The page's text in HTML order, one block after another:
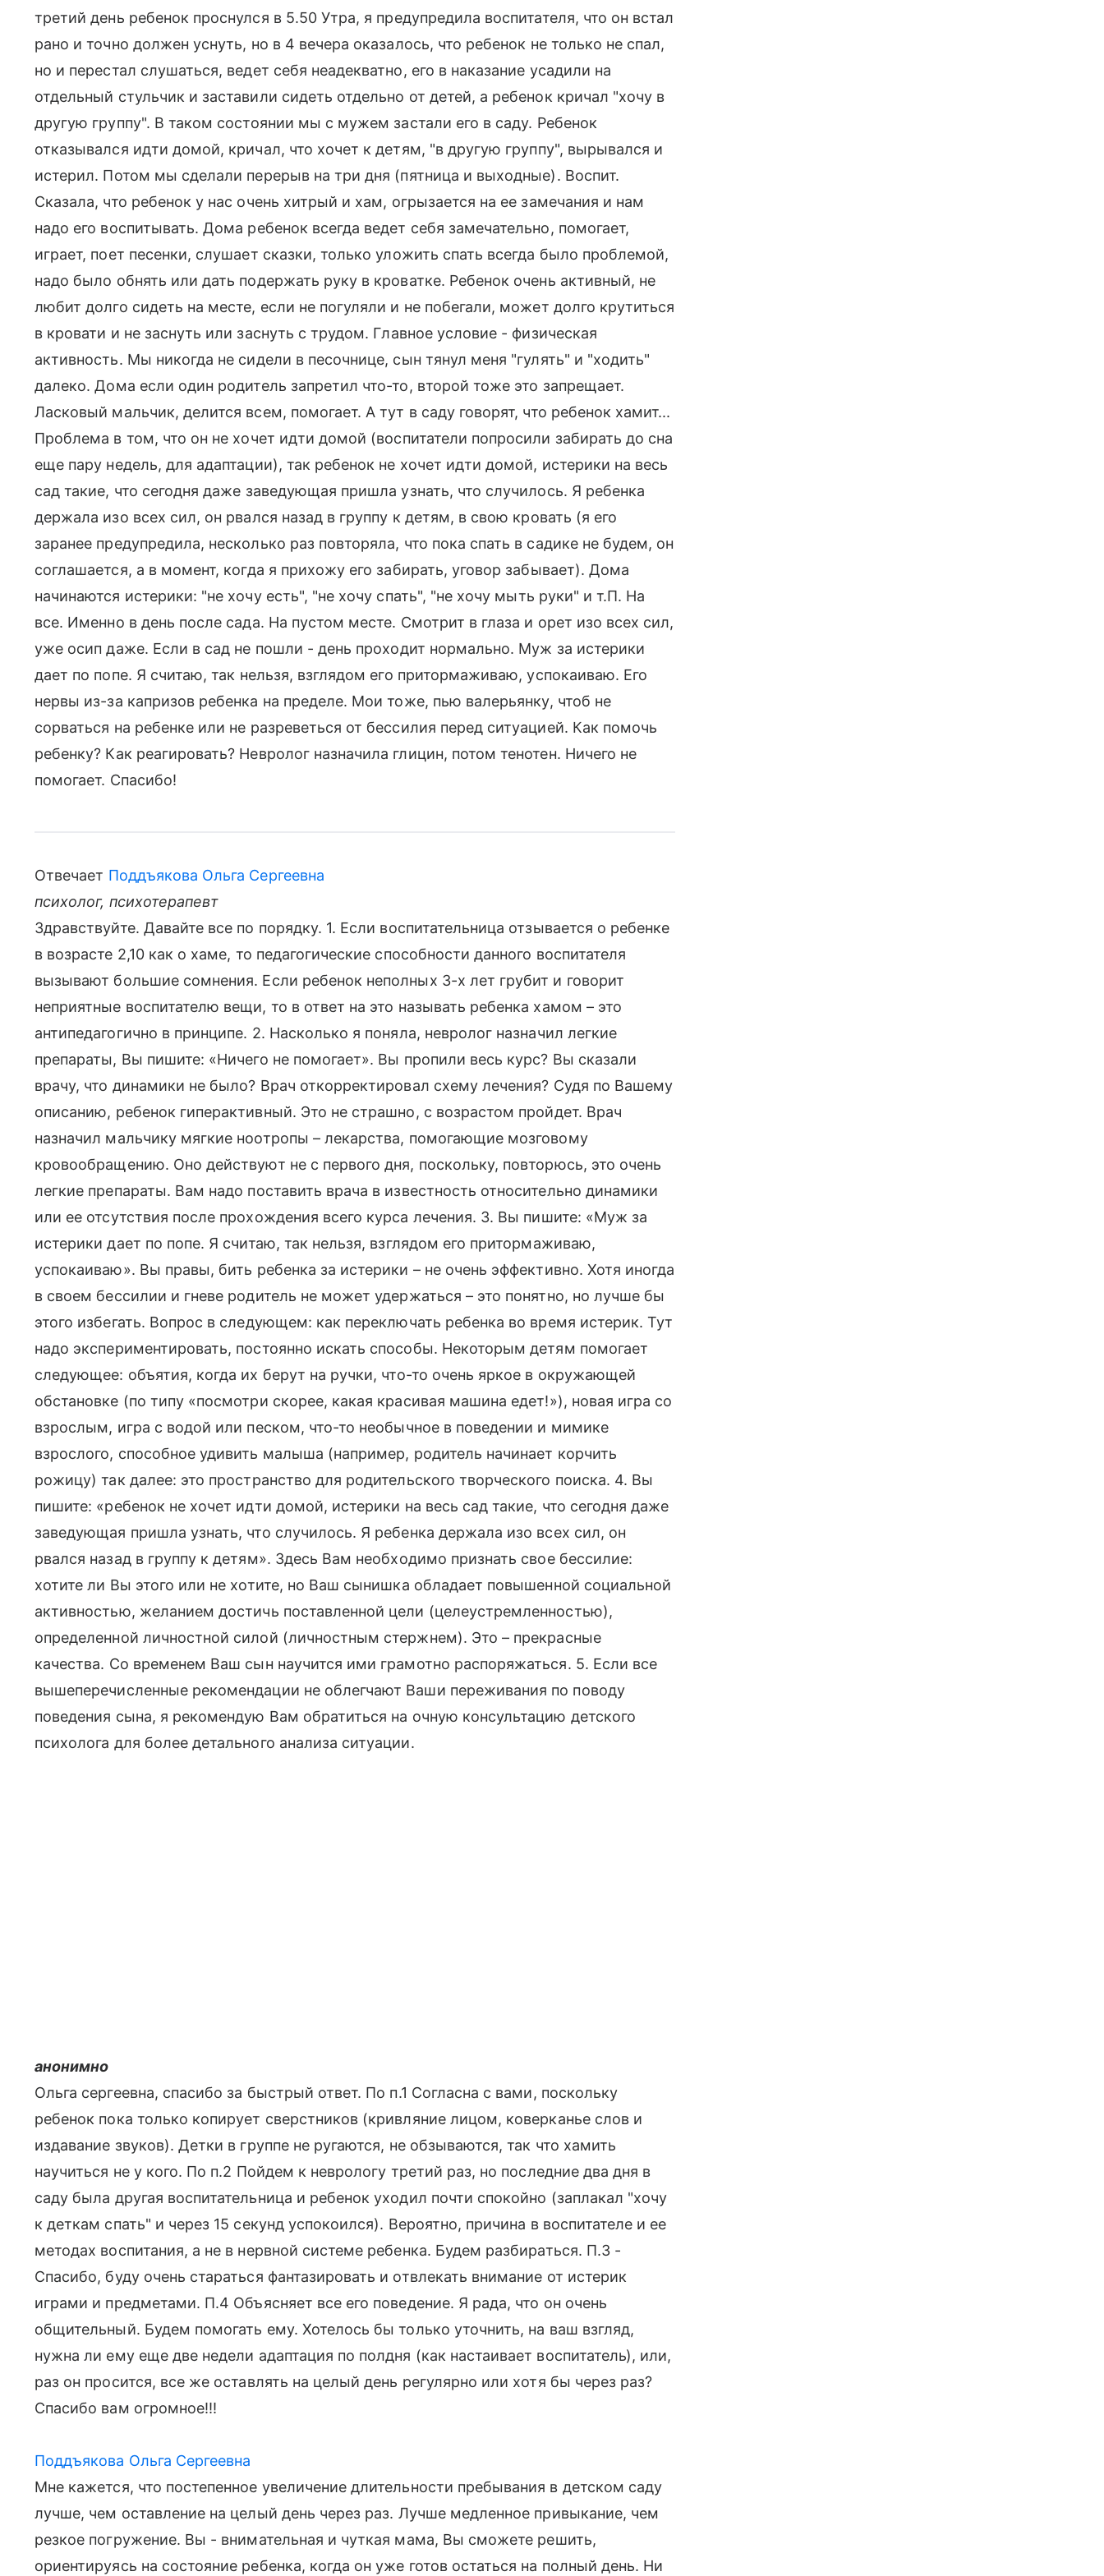
третий день ребенок проснулся в 5.50 Утра, я предупредила воспитателя, что он встал
рано и точно должен уснуть, но в 4 вечера оказалось, что ребенок не только не спал,
но и перестал слушаться, ведет себя неадекватно, его в наказание усадили на
отдельный стульчик и заставили сидеть отдельно от детей, а ребенок кричал "хочу в
другую группу". В таком состоянии мы с мужем застали его в саду. Ребенок
отказывался идти домой, кричал, что хочет к детям, "в другую группу", вырывался и
истерил. Потом мы сделали перерыв на три дня (пятница и выходные). Воспит.
Сказала, что ребенок у нас очень хитрый и хам, огрызается на ее замечания и нам
надо его воспитывать. Дома ребенок всегда ведет себя замечательно, помогает,
играет, поет песенки, слушает сказки, только уложить спать всегда было проблемой,
надо было обнять или дать подержать руку в кроватке. Ребенок очень активный, не
любит долго сидеть на месте, если не погуляли и не побегали, может долго крутиться
в кровати и не заснуть или заснуть с трудом. Главное условие - физическая
активность. Мы никогда не сидели в песочнице, сын тянул меня "гулять" и "ходить"
далеко. Дома если один родитель запретил что-то, второй тоже это запрещает.
Ласковый мальчик, делится всем, помогает. А тут в саду говорят, что ребенок хамит...
Проблема в том, что он не хочет идти домой (воспитатели попросили забирать до сна
еще пару недель, для адаптации), так ребенок не хочет идти домой, истерики на весь
сад такие, что сегодня даже заведующая пришла узнать, что случилось. Я ребенка
держала изо всех сил, он рвался назад в группу к детям, в свою кровать (я его
заранее предупредила, несколько раз повторяла, что пока спать в садике не будем, он
соглашается, а в момент, когда я прихожу его забирать, уговор забывает). Дома
начинаются истерики: "не хочу есть", "не хочу спать", "не хочу мыть руки" и т.П. На
все. Именно в день после сада. На пустом месте. Смотрит в глаза и орет изо всех сил,
уже осип даже. Если в сад не пошли - день проходит нормально. Муж за истерики
дает по попе. Я считаю, так нельзя, взглядом его притормаживаю, успокаиваю. Его
нервы из-за капризов ребенка на пределе. Мои тоже, пью валерьянку, чтоб не
сорваться на ребенке или не разреветься от бессилия перед ситуацией. Как помочь
ребенку? Как реагировать? Невролог назначила глицин, потом тенотен. Ничего не
помогает. Спасибо!
Отвечает Поддъякова Ольга Сергеевна
психолог, психотерапевт
Здравствуйте. Давайте все по порядку. 1. Если воспитательница отзывается о ребенке
в возрасте 2,10 как о хаме, то педагогические способности данного воспитателя
вызывают большие сомнения. Если ребенок неполных 3-х лет грубит и говорит
неприятные воспитателю вещи, то в ответ на это называть ребенка хамом – это
антипедагогично в принципе. 2. Насколько я поняла, невролог назначил легкие
препараты, Вы пишите: «Ничего не помогает». Вы пропили весь курс? Вы сказали
врачу, что динамики не было? Врач откорректировал схему лечения? Судя по Вашему
описанию, ребенок гиперактивный. Это не страшно, с возрастом пройдет. Врач
назначил мальчику мягкие ноотропы – лекарства, помогающие мозговому
кровообращению. Оно действуют не с первого дня, поскольку, повторюсь, это очень
легкие препараты. Вам надо поставить врача в известность относительно динамики
или ее отсутствия после прохождения всего курса лечения. 3. Вы пишите: «Муж за
истерики дает по попе. Я считаю, так нельзя, взглядом его притормаживаю,
успокаиваю». Вы правы, бить ребенка за истерики – не очень эффективно. Хотя иногда
в своем бессилии и гневе родитель не может удержаться – это понятно, но лучше бы
этого избегать. Вопрос в следующем: как переключать ребенка во время истерик. Тут
надо экспериментировать, постоянно искать способы. Некоторым детям помогает
следующее: объятия, когда их берут на ручки, что-то очень яркое в окружающей
обстановке (по типу «посмотри скорее, какая красивая машина едет!»), новая игра со
взрослым, игра с водой или песком, что-то необычное в поведении и мимике
взрослого, способное удивить малыша (например, родитель начинает корчить
рожицу) так далее: это пространство для родительского творческого поиска. 4. Вы
пишите: «ребенок не хочет идти домой, истерики на весь сад такие, что сегодня даже
заведующая пришла узнать, что случилось. Я ребенка держала изо всех сил, он
рвался назад в группу к детям». Здесь Вам необходимо признать свое бессилие:
хотите ли Вы этого или не хотите, но Ваш сынишка обладает повышенной социальной
активностью, желанием достичь поставленной цели (целеустремленностью),
определенной личностной силой (личностным стержнем). Это – прекрасные
качества. Со временем Ваш сын научится ими грамотно распоряжаться. 5. Если все
вышеперечисленные рекомендации не облегчают Ваши переживания по поводу
поведения сына, я рекомендую Вам обратиться на очную консультацию детского
психолога для более детального анализа ситуации.
анонимно
Ольга сергеевна, спасибо за быстрый ответ. По п.1 Согласна с вами, поскольку
ребенок пока только копирует сверстников (кривляние лицом, коверканье слов и
издавание звуков). Детки в группе не ругаются, не обзываются, так что хамить
научиться не у кого. По п.2 Пойдем к неврологу третий раз, но последние два дня в
саду была другая воспитательница и ребенок уходил почти спокойно (заплакал "хочу
к деткам спать" и через 15 секунд успокоился). Вероятно, причина в воспитателе и ее
методах воспитания, а не в нервной системе ребенка. Будем разбираться. П.3 -
Спасибо, буду очень стараться фантазировать и отвлекать внимание от истерик
играми и предметами. П.4 Объясняет все его поведение. Я рада, что он очень
общительный. Будем помогать ему. Хотелось бы только уточнить, на ваш взгляд,
нужна ли ему еще две недели адаптация по полдня (как настаивает воспитатель), или,
раз он просится, все же оставлять на целый день регулярно или хотя бы через раз?
Спасибо вам огромное!!!
Поддъякова Ольга Сергеевна
Мне кажется, что постепенное увеличение длительности пребывания в детском саду
лучше, чем оставление на целый день через раз. Лучше медленное привыкание, чем
резкое погружение. Вы - внимательная и чуткая мама, Вы сможете решить,
ориентируясь на состояние ребенка, когда он уже готов остаться на полный день. Ни